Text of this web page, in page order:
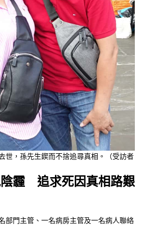
世，孫先生鍥而不捨追尋真相。（受訪者
霾 追求死因真相路艱
部門主管、一名病房主管及一名病人聯絡